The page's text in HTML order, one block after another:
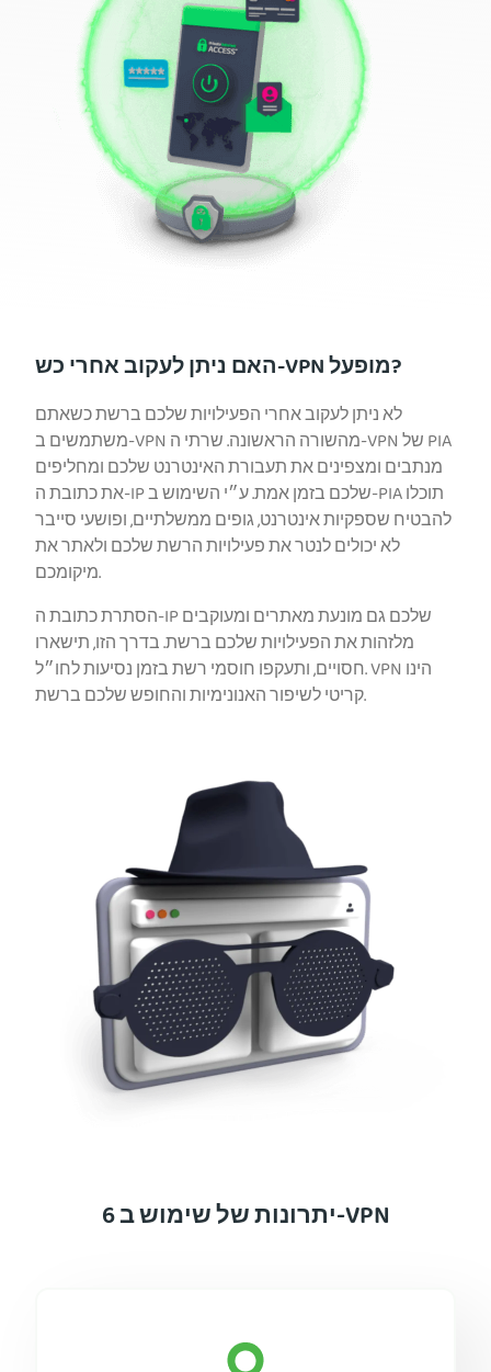
האם ניתן לעקוב אחרי כש-VPN מופעל?
לא ניתן לעקוב אחרי הפעילויות שלכם ברשת כשאתם
משתמשים ב-VPN מהשורה הראשונה. שרתי ה-VPN של PIA
מנתבים ומצפינים את תעבורת האינטרנט שלכם ומחליפים
את כתובת ה-IP שלכם בזמן אמת. ע״י השימוש ב-PIA תוכלו
להבטיח שספקיות אינטרנט, גופים ממשלתיים, ופושעי סייבר
לא יכולים לנטר את פעילויות הרשת שלכם ולאתר את
מיקומכם.
הסתרת כתובת ה-IP שלכם גם מונעת מאתרים ומעוקבים
מלזהות את הפעילויות שלכם ברשת. בדרך הזו, תישארו
חסויים, ותעקפו חוסמי רשת בזמן נסיעות לחו״ל. VPN הינו
קריטי לשיפור האנונימיות והחופש שלכם ברשת.
6 יתרונות של שימוש ב-VPN